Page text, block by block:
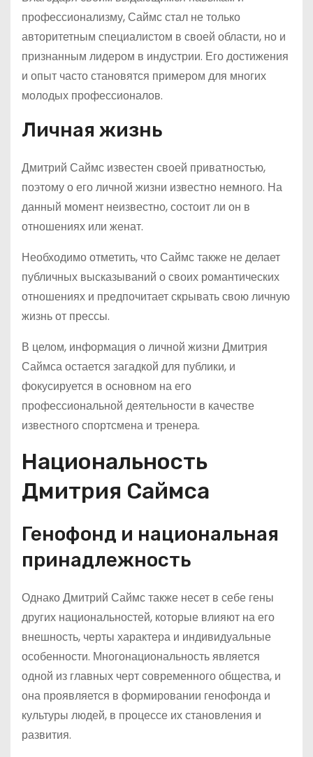
профессионализму, Саймс стал не только
авторитетным специалистом в своей области, но и
признанным лидером в индустрии. Его достижения
и опыт часто становятся примером для многих
молодых профессионалов.
Личная жизнь
Дмитрий Саймс известен своей приватностью,
поэтому о его личной жизни известно немного. На
данный момент неизвестно, состоит ли он в
отношениях или женат.
Необходимо отметить, что Саймс также не делает
публичных высказываний о своих романтических
отношениях и предпочитает скрывать свою личную
жизнь от прессы.
В целом, информация о личной жизни Дмитрия
Саймса остается загадкой для публики, и
фокусируется в основном на его
профессиональной деятельности в качестве
известного спортсмена и тренера.
Национальность
Дмитрия Саймса
Генофонд и национальная
принадлежность
Однако Дмитрий Саймс также несет в себе гены
других национальностей, которые влияют на его
внешность, черты характера и индивидуальные
особенности. Многонациональность является
одной из главных черт современного общества, и
она проявляется в формировании генофонда и
культуры людей, в процессе их становления и
развития.